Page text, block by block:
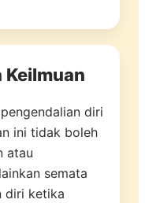
Keilmuan
diri
ini tidak boleh
atau
semata
diri ketika